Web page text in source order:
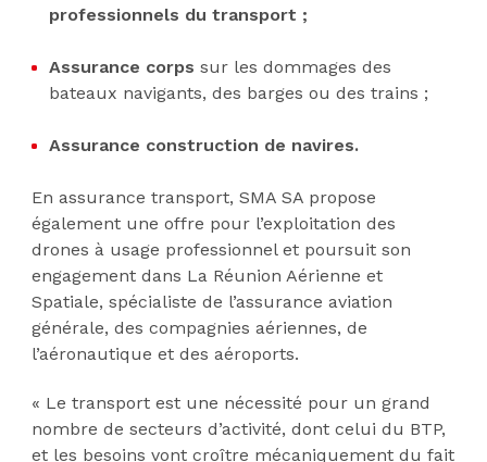
professionnels du transport ;
Assurance corps sur les dommages des
bateaux navigants, des barges ou des trains ;
Assurance construction de navires.
En assurance transport, SMA SA propose
également une offre pour l’exploitation des
drones à usage professionnel et poursuit son
engagement dans La Réunion Aérienne et
Spatiale, spécialiste de l’assurance aviation
générale, des compagnies aériennes, de
l’aéronautique et des aéroports.
« Le transport est une nécessité pour un grand
nombre de secteurs d’activité, dont celui du BTP,
et les besoins vont croître mécaniquement du fait